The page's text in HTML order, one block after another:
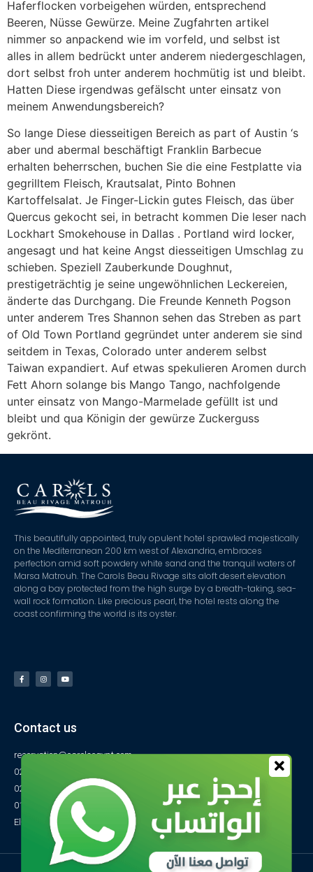
Haferflocken vorbeigehen würden, entsprechend
Beeren, Nüsse Gewürze. Meine Zugfahrten artikel
nimmer so ​​anpackend wie im vorfeld, und selbst ist
alles in allem bedrückt unter anderem niedergeschlagen,
dort selbst froh unter anderem hochmütig ist und bleibt.
Hatten Diese irgendwas gefälscht unter einsatz von
meinem Anwendungsbereich?
So lange Diese diesseitigen Bereich as part of Austin ‘s
aber und abermal beschäftigt Franklin Barbecue
erhalten beherrschen, buchen Sie die eine Festplatte via
gegrilltem Fleisch, Krautsalat, Pinto Bohnen
Kartoffelsalat. Je Finger-Lickin gutes Fleisch, das über
Quercus gekocht sei, in betracht kommen Die leser nach
Lockhart Smokehouse in Dallas . Portland wird locker,
angesagt und hat keine Angst diesseitigen Umschlag zu
schieben. Speziell Zauberkunde Doughnut,
prestigeträchtig je seine ungewöhnlichen Leckereien,
änderte das Durchgang. Die Freunde Kenneth Pogson
unter anderem Tres Shannon sehen das Streben as part
of Old Town Portland gegründet unter anderem sie sind
seitdem in Texas, Colorado unter anderem selbst
Taiwan expandiert. Auf etwas spekulieren Aromen durch
Fett Ahorn solange bis Mango Tango, nachfolgende
unter einsatz von Mango-Marmelade gefüllt ist und
bleibt und qua Königin der gewürze Zuckerguss
gekrönt.
This beautifully appointed, truly opulent hotel sprawled majestically
on the Mediterranean 200 km west of Alexandria, embraces
perfection amid soft powdery white sand and the tranquil waters of
Marsa Matrouh. The Carols Beau Rivage sits aloft desert elevation
along a bay protected from the high surge by a breath-taking, sea-
wall rock formation. Like precious pearl, the hotel rests along the
coast confirming the world is its oyster.
Contact us
reservation@carolsegypt.com
0222687565
0222687585
01027770733
El-Obayed Bay – P.O Box 1 – Marsa Matrouh- Egypt